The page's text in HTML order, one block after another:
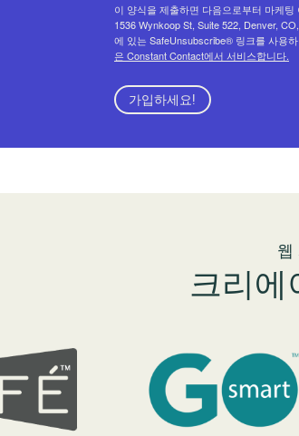
이 양식을 제출하면 다음으로부터 마케
1536 Wynkoop St, Suite 522, Denver,
에 있는 SafeUnsubscribe® 링크를 사용
은 Constant Contact에서 서비스합니다.
가입하세요!
웹
크리에